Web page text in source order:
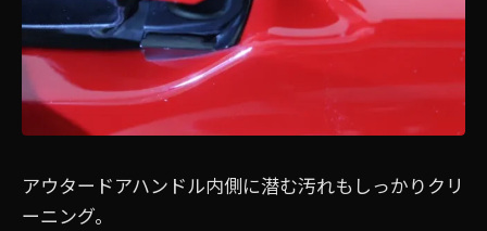
アウタードアハンドル内側に潜む汚れもしっかりクリ
ーニング。